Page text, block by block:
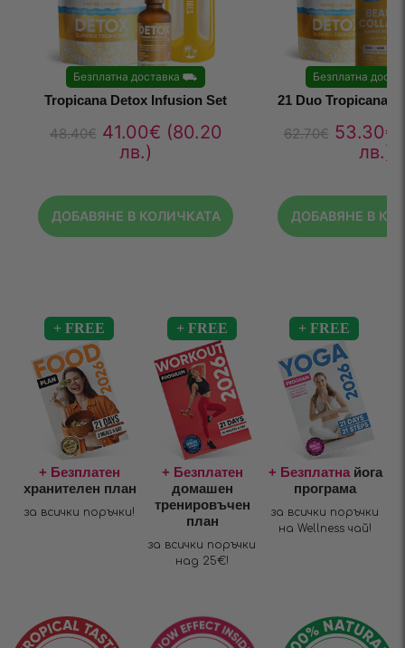
Безплатна доставка ⛟
Tropicana Detox Infusion Set
48.40€ 41.00€ (80.20
лв.)
ДОБАВЯНЕ В КОЛИЧКАТА
Безплатна
21 Duo Tropicana
62.70€ 53.30€
лв.)
ДОБАВЯНЕ В
+ Безплатен
хранителен план
за всички поръчки!
+ Безплатен
домашен
тренировъчен
план
за всички поръчки
над 25€!
+ Безплатнайога
програма
за всички поръчки
на Wellness чай!